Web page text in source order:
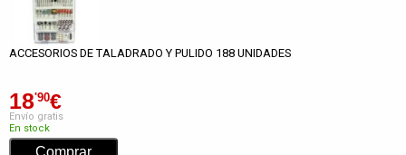
ACCESORIOS DE TALADRADO Y PULIDO 188 UNIDADES
18'90€
Envío gratis
En stock